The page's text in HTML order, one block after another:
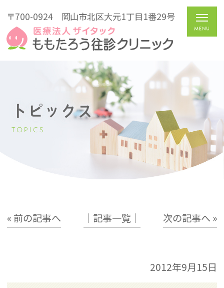
〒700-0924 岡山市北区大元1丁目1番29号
トピックス
TOPICS
« 前の記事へ │記事一覧│ 次の記事へ »
2012年9月15日